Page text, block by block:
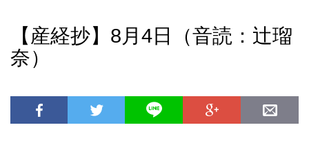
【産経抄】8月4日（音読：辻瑠
奈）